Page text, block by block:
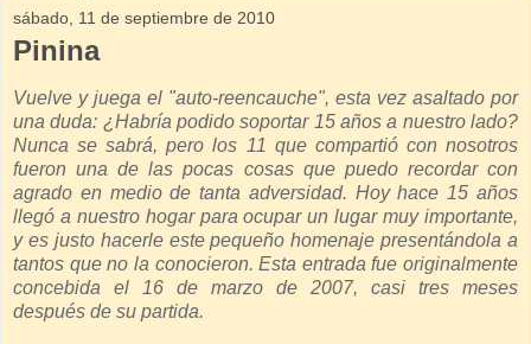
sábado, 11 de septiembre de 2010
Pinina
Vuelve y juega el "auto-reencauche", esta vez asaltado por
una duda: ¿Habría podido soportar 15 años a nuestro lado?
Nunca se sabrá, pero los 11 que compartió con nosotros
fueron una de las pocas cosas que puedo recordar con
agrado en medio de tanta adversidad. Hoy hace 15 años
llegó a nuestro hogar para ocupar un lugar muy importante,
y es justo hacerle este pequeño homenaje presentándola a
tantos que no la conocieron. Esta entrada fue originalmente
concebida el 16 de marzo de 2007, casi tres meses
después de su partida.